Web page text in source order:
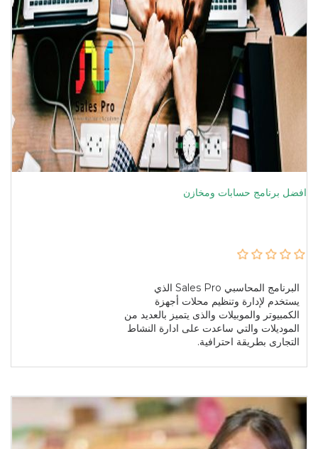
افضل برنامج حسابات ومخازن
البرنامج المحاسبي Sales Pro الذي
يستخدم لإدارة وتنظيم محلات أجهزة
الكمبيوتر والموبيلات والذى يتميز بالعديد من
الموديلات والتي ساعدت على ادارة النشاط
التجارى بطريقة احترافية.